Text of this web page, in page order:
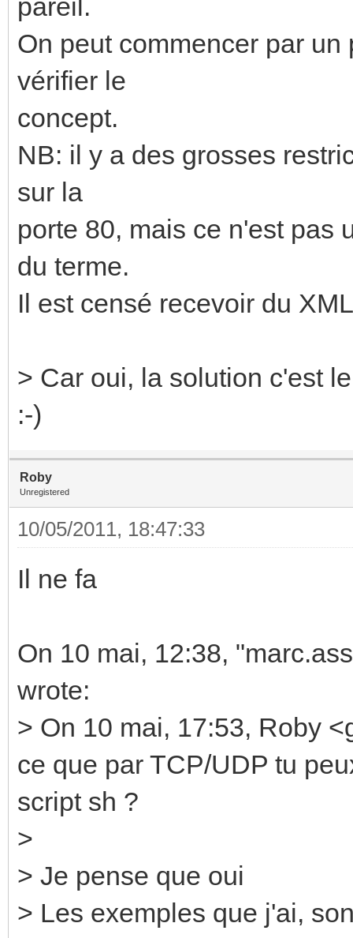
pareil.
On peut commencer par
vérifier le
concept.
NB: il y a des grosses
sur la
porte 80, mais ce n'est pas
du terme.
Il est censé recevoir du XML
> Car oui, la solution c'est
:-)
Roby
Unregistered
10/05/2011, 18:47:33
Il ne fa
On 10 mai, 12:38,
wrote:
> On 10 mai, 17:53, Roby
ce que par TCP/UDP tu
script sh ?
>
> Je pense que oui
> Les exemples que j'ai,